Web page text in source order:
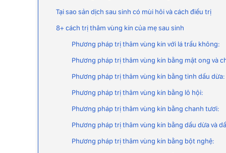
Tại sao sản dịch sau sinh có mùi hôi và cách điều trị
8+ cách trị thâm vùng kín của mẹ sau sinh
Phương pháp trị thâm vùng kín với lá trầu không:
Phương pháp trị thâm vùng kín bằng mật ong và
Phương pháp trị thâm vùng kín bằng tinh dầu dừa:
Phương pháp trị thâm vùng kín bằng lô hội:
Phương pháp trị thâm vùng kín bằng chanh tươi:
Phương pháp trị thâm vùng kín bằng dầu dừa và
Phương pháp trị thâm vùng kín bằng bột nghệ: